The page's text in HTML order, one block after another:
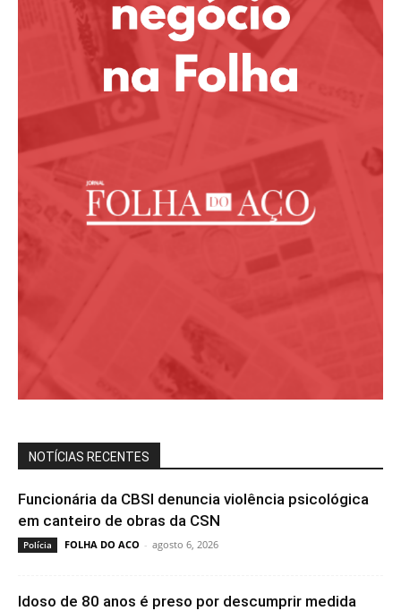
NOTÍCIAS RECENTES
Funcionária da CBSI denuncia violência psicológica
em canteiro de obras da CSN
Polícia FOLHA DO ACO - agosto 6, 2026
Idoso de 80 anos é preso por descumprir medida